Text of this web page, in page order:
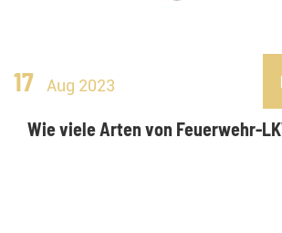
17 Aug 2023
Wie viele Arten von Feuerwehr-